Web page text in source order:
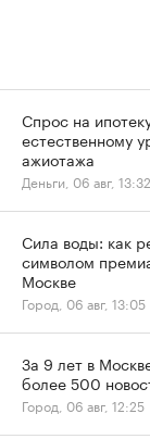
Спрос на
естественному
ажиотажа
Деньги, 06 авг, 13:32
Сила воды: как
символом
Москве
Город, 06 авг, 13:05
За 9 лет в
более 500
Город, 06 авг, 12:25